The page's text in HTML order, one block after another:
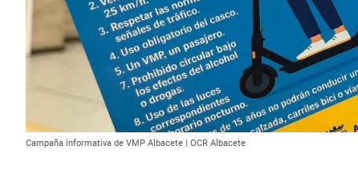
Campaña informativa de VMP Albacete | OCR Albacete